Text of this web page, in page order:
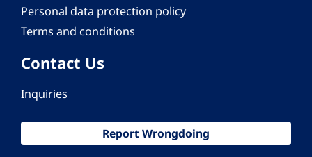
Personal data protection policy
Terms and conditions
Contact Us
Inquiries
Report Wrongdoing